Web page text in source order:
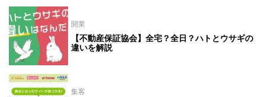
開業
【不動産保証協会】全宅？全日？ハトとウサギの
違いを解説
集客